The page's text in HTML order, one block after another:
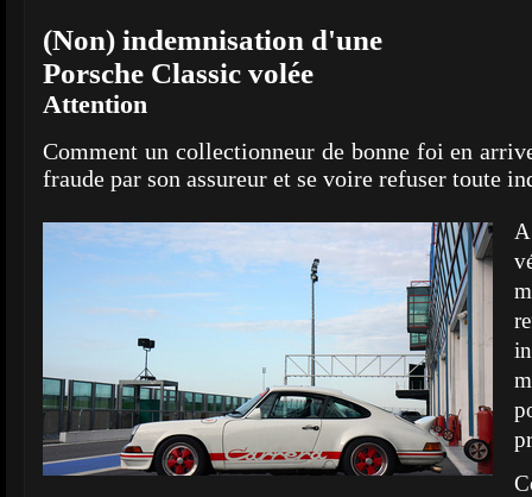
(Non) indemnisation d'une
Porsche Classic volée
Attention
Comment un collectionneur de bonne foi en
fraude par son assureur et se voire refuser toute